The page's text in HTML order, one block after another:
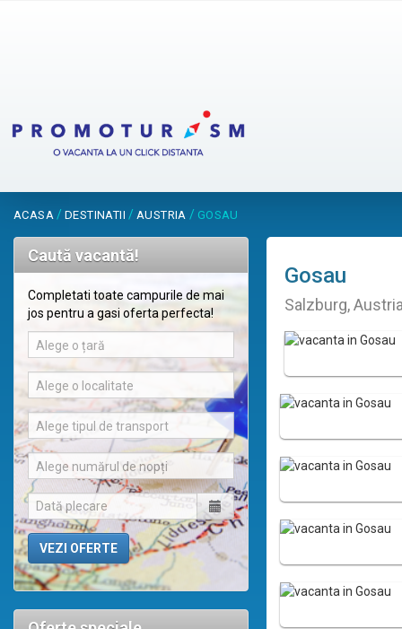
ACASA / DESTINATII / AUSTRIA / GOSAU
Caută vacantă!
Completati toate campurile de mai
jos pentru a gasi oferta perfecta!
Alege o țară
Alege o localitate
Alege tipul de transport
Alege numărul de nopți
Gosau
Salzburg,